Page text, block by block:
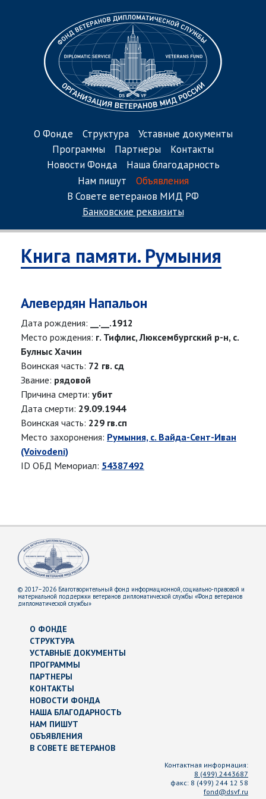
О Фонде Структура
Уставные документы
Программы
Партнеры
Контакты
Новости Фонда
Наша благодарность
Нам пишут
Объявления
В Совете ветеранов МИД РФ
Банковские реквизиты
Книга памяти. Румыния
Алевердян Напальон
Дата рождения:
__.__.1912
Место рождения: г. Тифлис, Люксембургский р-н, с.
Булныс Хачин
Воинская часть: 72 гв. сд
Звание: рядовой
Причина смерти: убит
Дата смерти: 29.09.1944
Воинская часть: 229 гв.сп
Место захоронения: Румыния, с. Вайда-Сент-Иван
(Voivodeni)
ID ОБД Мемориал: 54387492
© 2017–2026 Благотворительный фонд информационной, социально-правовой и
материальной поддержки ветеранов дипломатической службы «Фонд ветеранов
дипломатической службы»
О ФОНДЕ
СТРУКТУРА
УСТАВНЫЕ ДОКУМЕНТЫ
ПРОГРАММЫ
ПАРТНЕРЫ
КОНТАКТЫ
НОВОСТИ ФОНДА
НАША БЛАГОДАРНОСТЬ
НАМ ПИШУТ
ОБЪЯВЛЕНИЯ
В СОВЕТЕ ВЕТЕРАНОВ
Контактная информация:
8 (499) 2443687
факс: 8 (499) 244 12 58
fond@dsvf.ru